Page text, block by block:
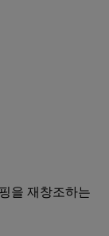
을 재창조하는